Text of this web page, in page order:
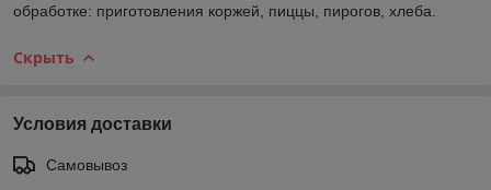
обработке: приготовления коржей, пиццы, пирогов, хлеба.
Скрыть
Условия доставки
Самовывоз